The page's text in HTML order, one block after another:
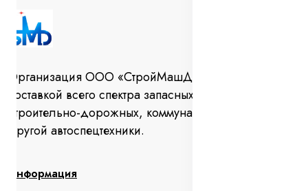
Организация ООО «СтройМашДеталь» занимается
поставкой всего спектра запасных частей для
строительно-дорожных, коммунальных машин и
другой автоспецтехники.
Информация